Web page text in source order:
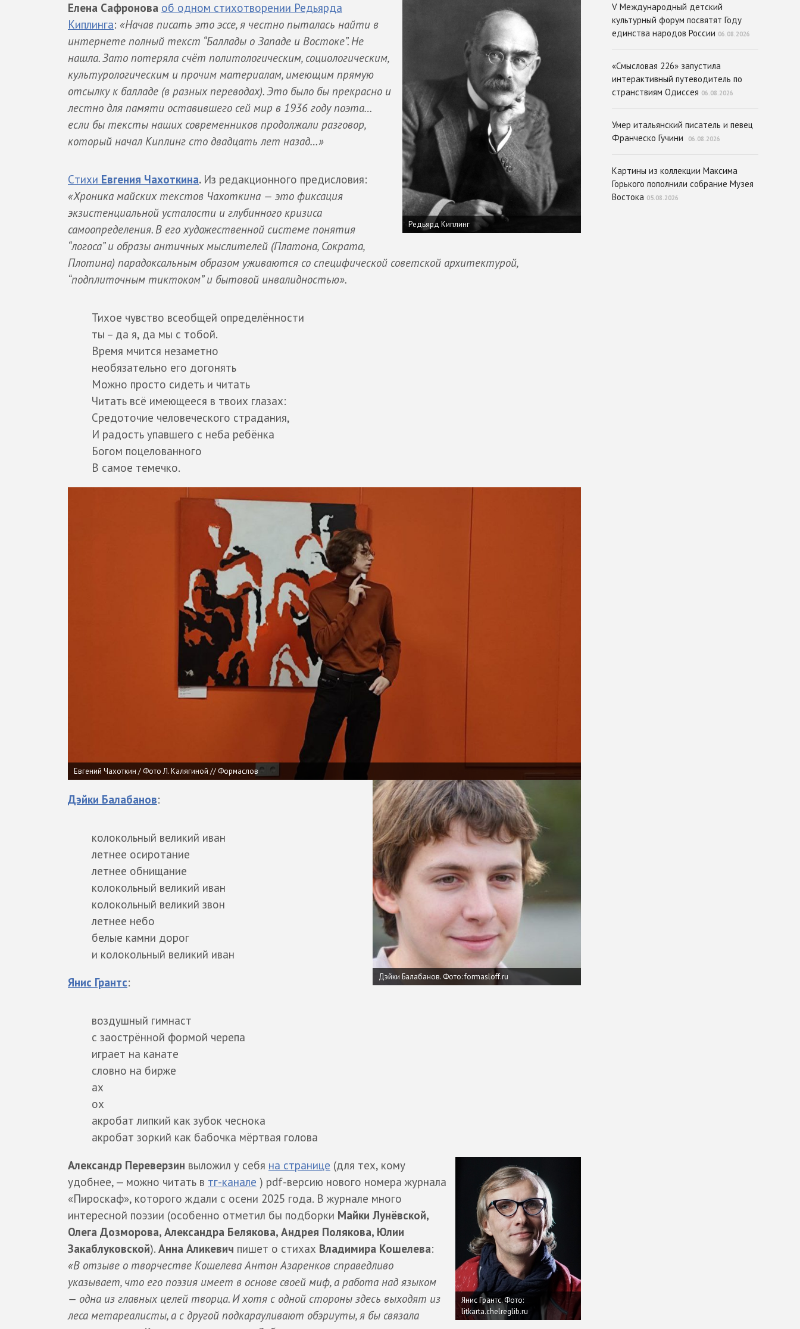
Редьярд Киплинг
Елена Сафронова об одном стихотворении Редьярда
Киплинга: «Начав писать это эссе, я честно пыталась найти в
интернете полный текст “Баллады о Западе и Востоке”. Не
нашла. Зато потеряла счёт политологическим, социологическим,
культурологическим и прочим материалам, имеющим прямую
отсылку к балладе (в разных переводах). Это было бы прекрасно и
лестно для памяти оставившего сей мир в 1936 году поэта…
если бы тексты наших современников продолжали разговор,
который начал Киплинг сто двадцать лет назад…»
Cтихи Евгения Чахоткина. Из редакционного предисловия:
«Хроника майских текстов Чахоткина — это фиксация
экзистенциальной усталости и глубинного кризиса
самоопределения. В его художественной системе понятия
“логоса” и образы античных мыслителей (Платона, Сократа,
Плотина) парадоксальным образом уживаются со специфической советской архитектурой,
“подплиточным тиктоком” и бытовой инвалидностью».
Тихое чувство всеобщей определённости
ты – да я, да мы с тобой.
Время мчится незаметно
необязательно его догонять
Можно просто сидеть и читать
Читать всё имеющееся в твоих глазах:
Средоточие человеческого страдания,
И радость упавшего с неба ребёнка
Богом поцелованного
В самое темечко.
Евгений Чахоткин / Фото Л. Калягиной // Формаслов
Дэйки Балабанов.Фото: formasloff.ru
Дэйки Балабанов:
колокольный великий иван
летнее осиротание
летнее обнищание
колокольный великий иван
колокольный великий звон
летнее небо
белые камни дорог
и колокольный великий иван
Янис Грантс:
воздушный гимнаст
с заострённой формой черепа
играет на канате
словно на бирже
ах
ох
акробат липкий как зубок чеснока
акробат зоркий как бабочка мёртвая голова
Янис Грантс.Фото:
litkarta.chelreglib.ru
Александр Переверзин выложил у себя на странице (для тех, кому
удобнее, — можно читать в тг-канале ) pdf-версию нового номера журнала
«Пироскаф», которого ждали с осени 2025 года. В журнале много
интересной поэзии (особенно отметил бы подборки Майки Лунёвской,
Олега Дозморова, Александра Белякова, Андрея Полякова, Юлии
Закаблуковской). Анна Аликевич пишет о стихах Владимира Кошелева:
«В отзыве о творчестве Кошелева Антон Азаренков справедливо
указывает, что его поэзия имеет в основе своей миф, а работа над языком
— одна из главных целей творца. И хотя с одной стороны здесь выходят из
леса метареалисты, а с другой подкарауливают обэриуты, я бы связала
V Международный детский
культурный форум посвятят Году
единства народов России 06.08.2026
«Смысловая 226» запустила
интерактивный путеводитель по
странствиям Одиссея 06.08.2026
Умер итальянский писатель и певец
Франческо Гучини
06.08.2026
Картины из коллекции Максима
Горького пополнили собрание Музея
Востока 05.08.2026